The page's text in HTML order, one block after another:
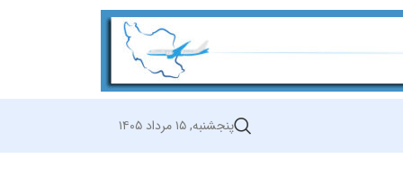
پنجشنبه, ۱۵ مرداد ۱۴۰۵